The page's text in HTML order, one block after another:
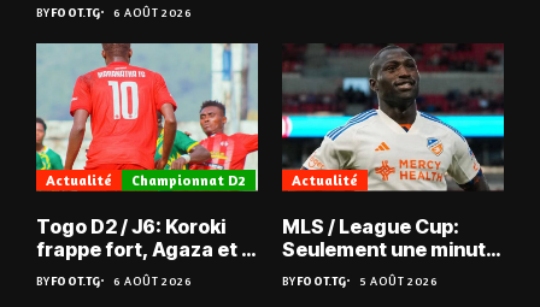
BYFOOT.TG 6 AOÛT 2026
Actualité Championnat D2
Togo D2 / J6: Koroki
frappe fort, Agaza et la
JCA assurent,
suspense avant Sara
BYFOOT.TG 6 AOÛT 2026
Actualité
MLS / League Cup:
Seulement une minute
de jeu pour Kévin
Denkey
BYFOOT.TG 5 AOÛT 2026